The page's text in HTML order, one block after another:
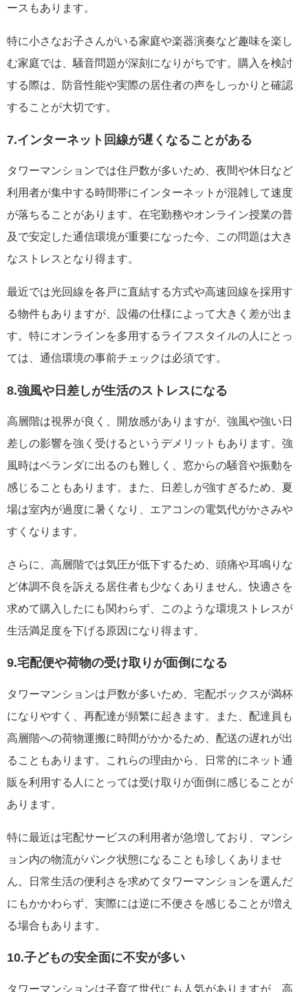
ースもあります。
特に小さなお子さんがいる家庭や楽器演奏など趣味を楽し
む家庭では、騒音問題が深刻になりがちです。購入を検討
する際は、防音性能や実際の居住者の声をしっかりと確認
することが大切です。
7.インターネット回線が遅くなることがある
タワーマンションでは住戸数が多いため、夜間や休日など
利用者が集中する時間帯にインターネットが混雑して速度
が落ちることがあります。在宅勤務やオンライン授業の普
及で安定した通信環境が重要になった今、この問題は大き
なストレスとなり得ます。
最近では光回線を各戸に直結する方式や高速回線を採用す
る物件もありますが、設備の仕様によって大きく差が出ま
す。特にオンラインを多用するライフスタイルの人にとっ
ては、通信環境の事前チェックは必須です。
8.強風や日差しが生活のストレスになる
高層階は視界が良く、開放感がありますが、強風や強い日
差しの影響を強く受けるというデメリットもあります。強
風時はベランダに出るのも難しく、窓からの騒音や振動を
感じることもあります。また、日差しが強すぎるため、夏
場は室内が過度に暑くなり、エアコンの電気代がかさみや
すくなります。
さらに、高層階では気圧が低下するため、頭痛や耳鳴りな
ど体調不良を訴える居住者も少なくありません。快適さを
求めて購入したにも関わらず、このような環境ストレスが
生活満足度を下げる原因になり得ます。
9.宅配便や荷物の受け取りが面倒になる
タワーマンションは戸数が多いため、宅配ボックスが満杯
になりやすく、再配達が頻繁に起きます。また、配達員も
高層階への荷物運搬に時間がかかるため、配送の遅れが出
ることもあります。これらの理由から、日常的にネット通
販を利用する人にとっては受け取りが面倒に感じることが
あります。
特に最近は宅配サービスの利用者が急増しており、マンシ
ョン内の物流がパンク状態になることも珍しくありませ
ん。日常生活の便利さを求めてタワーマンションを選んだ
にもかかわらず、実際には逆に不便さを感じることが増え
る場合もあります。
10.子どもの安全面に不安が多い
タワーマンションは子育て世代にも人気がありますが、高